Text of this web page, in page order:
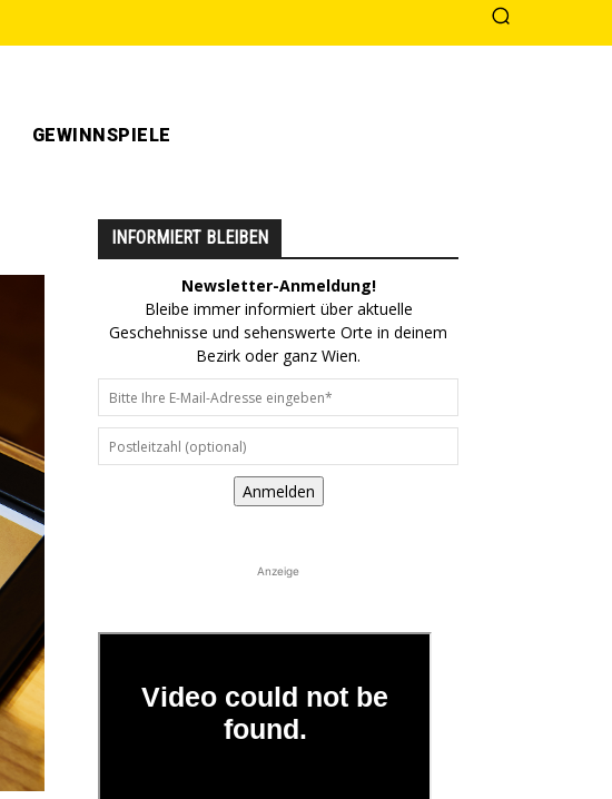
GEWINNSPIELE
INFORMIERT BLEIBEN
Newsletter-Anmeldung!
Bleibe immer informiert über aktuelle
Geschehnisse und sehenswerte Orte in deinem
Bezirk oder ganz Wien.
Anmelden
Anzeige